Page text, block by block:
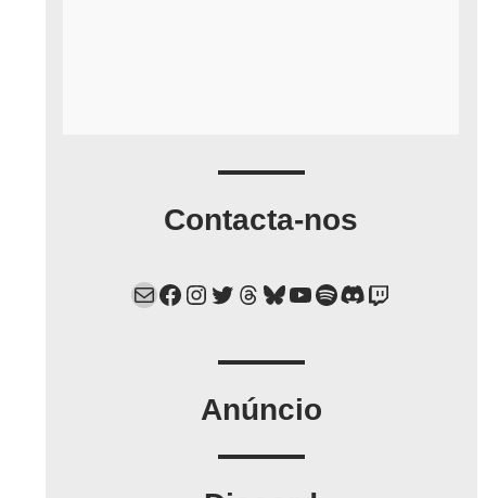
Contacta-nos
Mail Facebook Instagram Twitter Threads Bluesky YouTube Spotify Discord Twitch
Anúncio